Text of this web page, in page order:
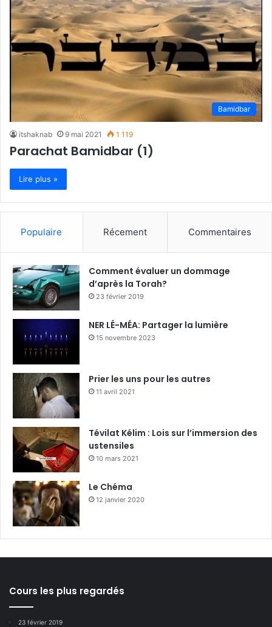
Bamidbar
itshaknab 9 mai 2021 1 119
Parachat Bamidbar (1)
Lire plus »
Populaire Récement Commentaires
Comment évaluer un dommage
d’après la Torah?
23 février 2019
NER LÉ-MÉA: Partager la lumière
15 novembre 2023
Prier les uns pour les autres
11 avril 2021
Tévilat Kélim : Lois sur l’immersion des
ustensiles
10 mars 2021
Le Chéma
12 janvier 2020
Cours les plus regardés
23 février 2019